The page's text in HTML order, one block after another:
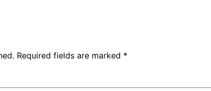
Required fields are marked *